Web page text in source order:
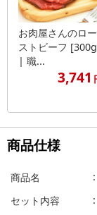
お肉屋さんのロー
ストビーフ
| 職...
3,741
商品仕様
商品名
セット内容